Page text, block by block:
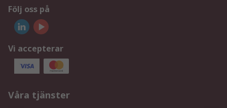
Följ oss på
Vi accepterar
Våra tjänster